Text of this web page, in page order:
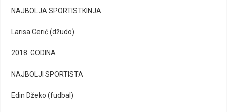
NAJBOLJA SPORTISTKINJA
Larisa Cerić (džudo)
2018. GODINA
NAJBOLJI SPORTISTA
Edin Džeko (fudbal)